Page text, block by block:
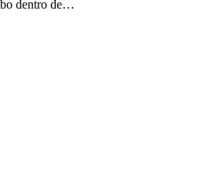
dentro de…